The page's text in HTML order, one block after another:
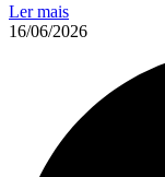
Ler mais
16/06/2026